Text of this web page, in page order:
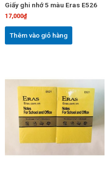
Giấy ghi nhớ 5 màu Eras E526
17,000₫
Thêm vào giỏ hàng